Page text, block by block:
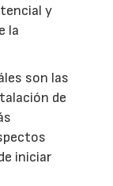
y
la
son las
de
iniciar